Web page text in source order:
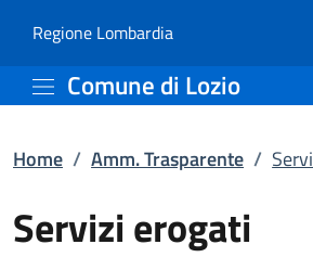
Servizi erogati
Regione Lombardia(apre in un'altra
Comune di Lozio
Home / Amm. Trasparente /
Servizi erogati